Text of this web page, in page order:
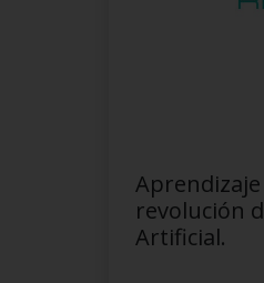
revolución
Artificial.